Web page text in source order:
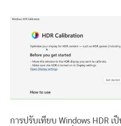
การปรับเทียบ Windows HDR